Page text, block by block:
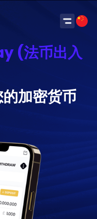
(法币出入
加密货币